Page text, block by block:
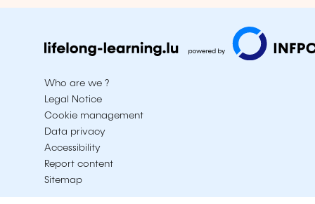
Who are we ?
Legal Notice
Cookie management
Data privacy
Accessibility
Report content
Sitemap